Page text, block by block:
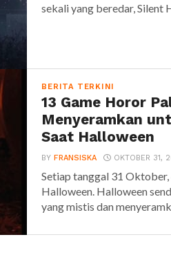
sekali yang beredar, Silent
BERITA TERKINI
13 Game Horor
Menyeramkan
Saat Halloween
BYFRANSISKA OKTOBER 31,
Setiap tanggal 31
Halloween. Halloween
yang mistis dan